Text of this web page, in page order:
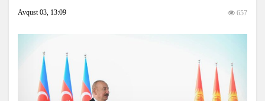
Avqust 03, 13:09 657